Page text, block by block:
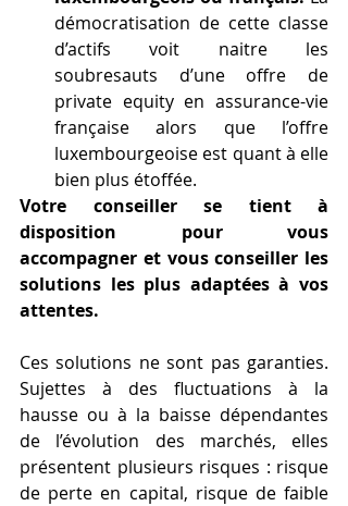
démocratisation de cette classe
d’actifs voit naitre les
soubresauts d’une offre de
private equity en assurance-vie
française alors que l’offre
luxembourgeoise est quant à elle
bien plus étoffée.
Votre conseiller se tient à
disposition pour vous
accompagner et vous conseiller les
solutions les plus adaptées à vos
attentes.
Ces solutions ne sont pas garanties.
Sujettes à des fluctuations à la
hausse ou à la baisse dépendantes
de l’évolution des marchés, elles
présentent plusieurs risques : risque
de perte en capital, risque de faible